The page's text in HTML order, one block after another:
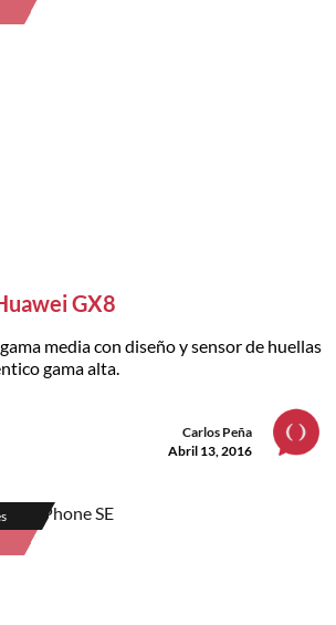
GX8
media con diseño y sensor de huellas
gama alta.
Carlos Peña
Abril 13, 2016